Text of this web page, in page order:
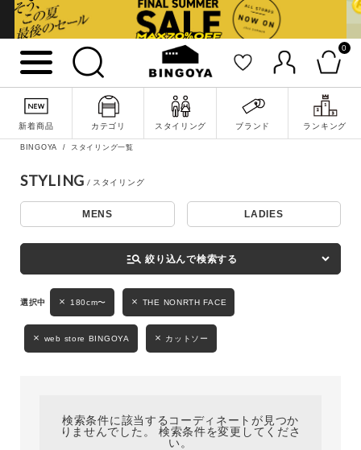
0
新着商品 カテゴリ スタイリング ブランド ランキング
詳細検索
キーワード
性別
MENS LADIES
BINGOYA スタイリング一覧
STYLING
MENS LADIES
manage_search 絞り込んで検索する
180cm〜 THE NONRTH FACE
web store BINGOYA カットソー
検索条件に該当するコーディネートが見つか
りませんでした。 検索条件を変更してくださ
い。